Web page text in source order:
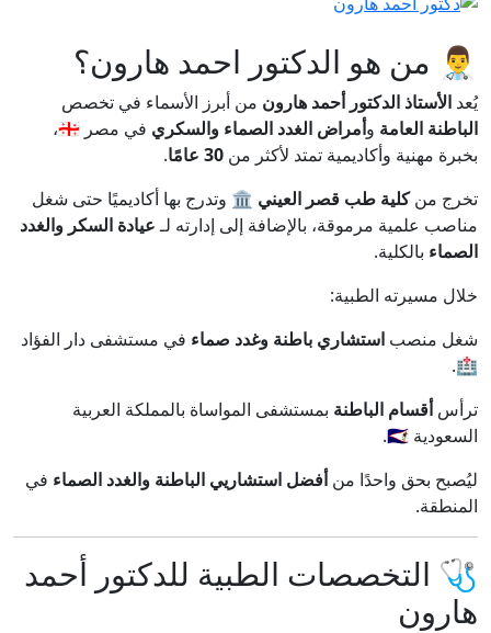
👨‍⚕️ من هو الدكتور احمد هارون؟
يُعد الأستاذ الدكتور أحمد هارون من أبرز الأسماء في تخصص
الباطنة العامة وأمراض الغدد الصماء والسكري
في مصر 🇪🇬،
بخبرة مهنية وأكاديمية تمتد لأكثر من 30 عامًا
.
تخرج منكلية طب قصر العيني 🏛️ وتدرج بها أكاديميًا حتى شغل
مناصب علمية مرموقة، بالإضافة إلى إدارته لـعيادة السكر والغدد
الصماء بالكلية.
خلال مسيرته الطبية:
شغل منصب استشاري باطنة وغدد صماء في مستشفى دار الفؤاد
🏥.
ترأسأقسام الباطنة بمستشفى المواساة بالمملكة العربية
السعودية 🇸🇦.
ليُصبح بحق واحدًا منأفضل استشاريي الباطنة والغدد الصماء في
المنطقة.
🩺 التخصصات الطبية للدكتور أحمد
هارون